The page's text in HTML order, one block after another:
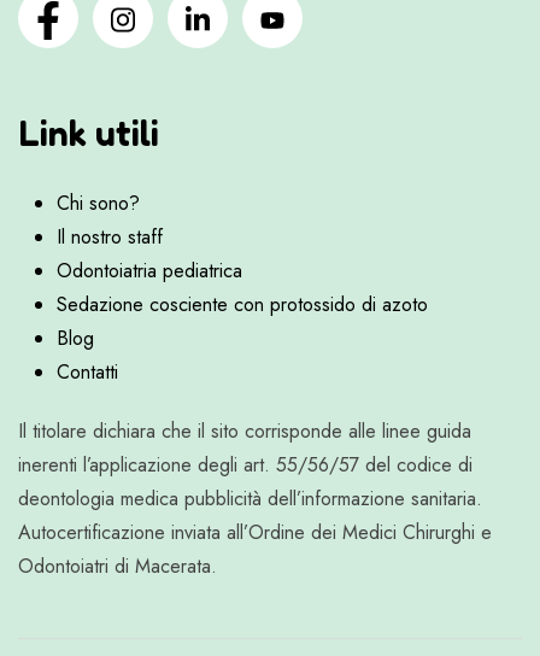
Link utili
Chi sono?
Il nostro staff
Odontoiatria pediatrica
Sedazione cosciente con protossido di azoto
Blog
Contatti
Il titolare dichiara che il sito corrisponde alle linee guida
inerenti l’applicazione degli art. 55/56/57 del codice di
deontologia medica pubblicità dell’informazione sanitaria.
Autocertificazione inviata all’Ordine dei Medici Chirurghi e
Odontoiatri di Macerata.